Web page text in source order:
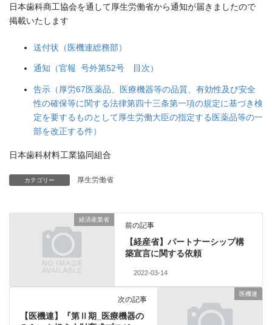
日本歯科商工協会を通して厚生労働省から通知が届きましたので
掲載いたします
送付状（医機連総務部）
通知（官報 号外第52号 目次）
告示（厚労67医薬品、医療機器等の品質、有効性及び安全
性の確保等に関する法律第四十三条第一項の規定に基づき検
定を要するものとして厚生労働大臣の指定する医薬品等の一
部を改正する件）
日本歯科材料工業協同組合
カテゴリー 厚生労働省
経済産業省
前の記事
【経産省】パートナーシップ構
築宣言に関する依頼
2022-03-14
医機連
次の記事
【医機連】『第Ⅱ期_医療機器の